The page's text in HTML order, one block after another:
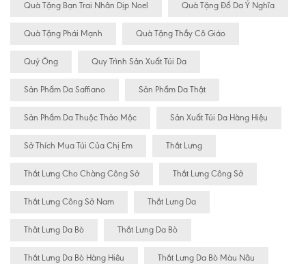
Quà Tặng Bạn Trai Nhân Dịp Noel Quà Tặng Đồ Da Ý Nghĩa
Quà Tặng Phái Mạnh Quà Tặng Thầy Cô Giáo
Quý Ông Quy Trình Sản Xuất Túi Da
Sản Phẩm Da Saffiano Sản Phẩm Da Thật
Sản Phẩm Da Thuộc Thảo Mộc Sản Xuất Túi Da Hàng Hiệu
Sở Thích Mua Túi Của Chị Em Thắt Lưng
Thắt Lưng Cho Chàng Công Sở Thắt Lưng Công Sở
Thắt Lưng Công Sở Nam Thắt Lưng Da
Thăt Lưng Da Bò Thắt Lưng Da Bò
Thắt Lưng Da Bò Hàng Hiêu Thắt Lưng Da Bò Màu Nâu